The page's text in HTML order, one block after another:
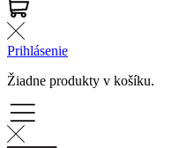
Prihlásenie
Žiadne produkty v košíku.